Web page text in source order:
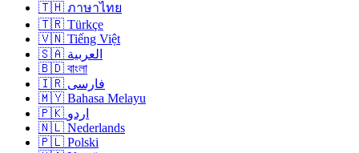
🇹🇭 ภาษาไทย
🇹🇷 Türkçe
🇻🇳 Tiếng Việt
🇸🇦 العربية
🇧🇩 বাংলা
🇮🇷 فارسی
🇲🇾 Bahasa Melayu
🇵🇰 اردو
🇳🇱 Nederlands
🇵🇱 Polski